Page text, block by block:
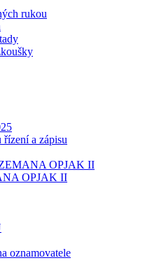
rukou
a zápisu
OPJAK II
OPJAK II
oznamovatele